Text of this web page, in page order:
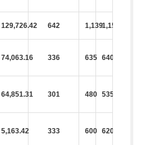
129,726.42 642 1,1391,158
74,063.16 336 635 640
64,851.31 301 480 535
5,163.42 333 600 620